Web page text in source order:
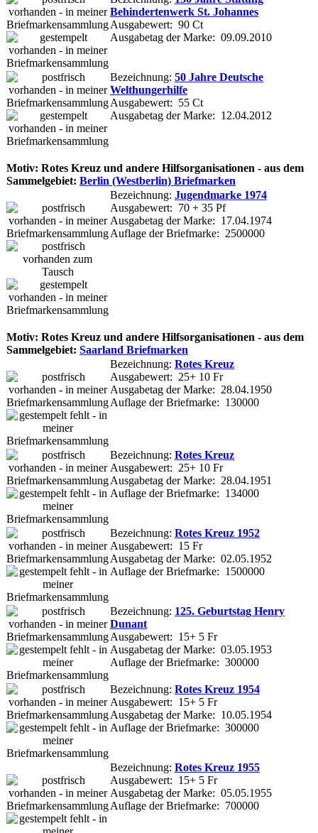
Behindertenwerk St. Johannes
Ausgabewert: 90 Ct
Ausgabetag der Marke: 09.09.2010
Bezeichnung: 50 Jahre Deutsche
Welthungerhilfe
Ausgabewert: 55 Ct
Ausgabetag der Marke: 12.04.2012
Motiv: Rotes Kreuz und andere Hilfsorganisationen - aus dem
Sammelgebiet: Berlin (Westberlin) Briefmarken
Bezeichnung: Jugendmarke 1974
Ausgabewert: 70 + 35 Pf
Ausgabetag der Marke: 17.04.1974
Auflage der Briefmarke: 2500000
Motiv: Rotes Kreuz und andere Hilfsorganisationen - aus dem
Sammelgebiet: Saarland Briefmarken
Bezeichnung: Rotes Kreuz
Ausgabewert: 25+ 10 Fr
Ausgabetag der Marke: 28.04.1950
Auflage der Briefmarke: 130000
Bezeichnung: Rotes Kreuz
Ausgabewert: 25+ 10 Fr
Ausgabetag der Marke: 28.04.1951
Auflage der Briefmarke: 134000
Bezeichnung: Rotes Kreuz 1952
Ausgabewert: 15 Fr
Ausgabetag der Marke: 02.05.1952
Auflage der Briefmarke: 1500000
Bezeichnung: 125. Geburtstag Henry
Dunant
Ausgabewert: 15+ 5 Fr
Ausgabetag der Marke: 03.05.1953
Auflage der Briefmarke: 300000
Bezeichnung: Rotes Kreuz 1954
Ausgabewert: 15+ 5 Fr
Ausgabetag der Marke: 10.05.1954
Auflage der Briefmarke: 300000
Bezeichnung: Rotes Kreuz 1955
Ausgabewert: 15+ 5 Fr
Ausgabetag der Marke: 05.05.1955
Auflage der Briefmarke: 700000